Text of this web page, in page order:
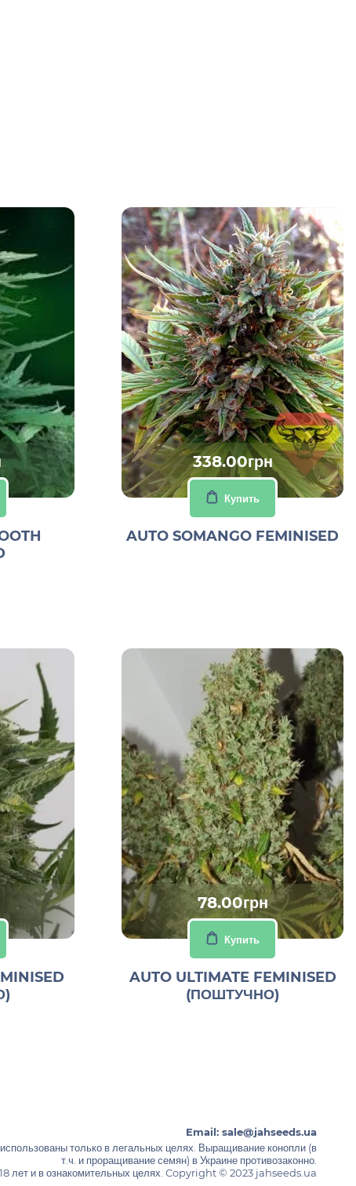
338.00грн
Купить
AUTO SOMANGO FEMINISED
78.00грн
Купить
AUTO ULTIMATE FEMINISED
(ПОШТУЧНО)
Email: sale@jahseeds.ua
только в легальных целях. Выращивание конопли (в
т.ч. и проращивание семян) в Украине противозаконно.
лет и в ознакомительных целях. Copyright © 2023 jahseeds.ua